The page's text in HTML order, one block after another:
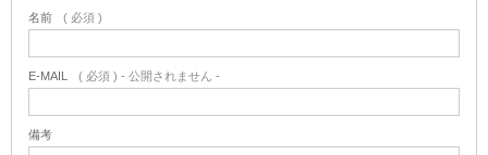
名前 ( 必須 )
E-MAIL ( 必須 ) - 公開されません -
備考